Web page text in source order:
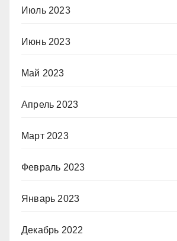
Июль 2023
Июнь 2023
Май 2023
Апрель 2023
Март 2023
Февраль 2023
Январь 2023
Декабрь 2022